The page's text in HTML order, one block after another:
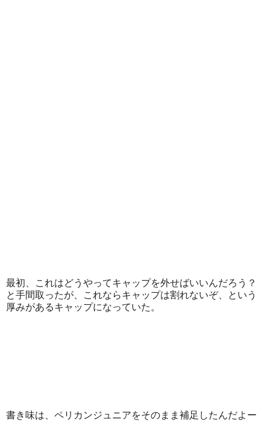
最初、これはどうやってキャップを外せばいいんだろう？
と手間取ったが、これならキャップは割れないぞ、という
厚みがあるキャップになっていた。
書き味は、ペリカンジュニアをそのまま補足したんだよー